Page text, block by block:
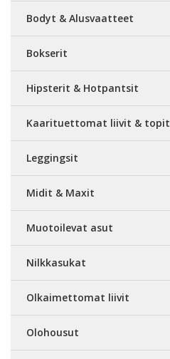
Bodyt & Alusvaatteet
Bokserit
Hipsterit & Hotpantsit
Kaarituettomat liivit & topit
Leggingsit
Midit & Maxit
Muotoilevat asut
Nilkkasukat
Olkaimettomat liivit
Olohousut